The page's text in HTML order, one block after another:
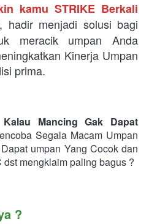
kamu STRIKE Berkali
hadir menjadi solusi bagi
meracik umpan Anda
Kinerja Umpan
prima.
Mancing Gak Dapat
Segala Macam Umpan
umpan Yang Cocok dan
mengklaim paling bagus ?
?